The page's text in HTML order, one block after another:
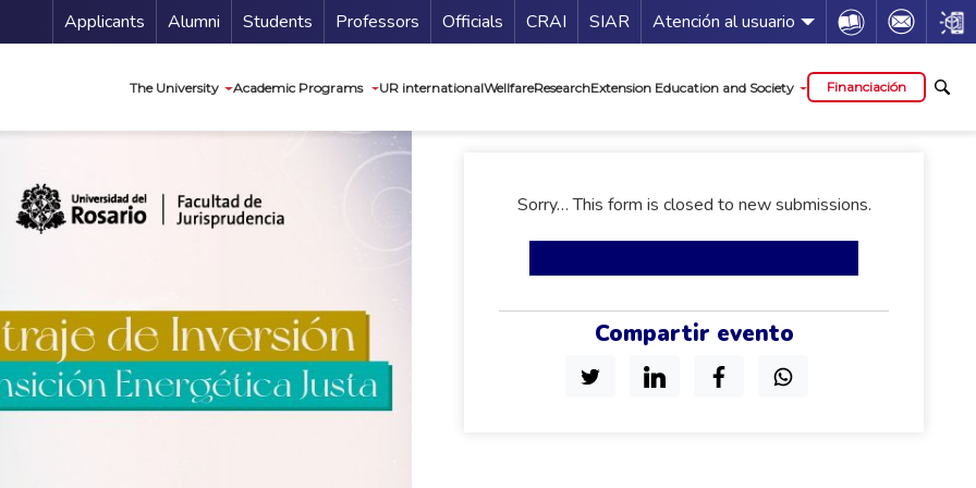
Menu Secundario
Applicants Alumni Students Professors Officials Guía de servicios
CRAI SIAR Atención al usuario Icon Icon Icon
The University Academic Programs UR internationalWellfareResearchExtension Education and Society Financiación
status
Sorry… This form is closed to new submissions.
Compartir evento